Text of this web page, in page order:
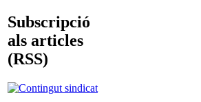
Subscripció
als articles
(RSS)